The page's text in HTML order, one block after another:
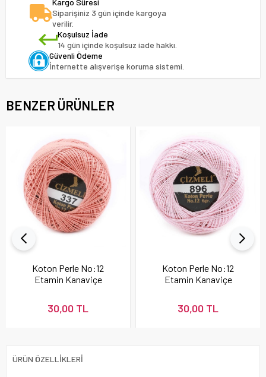
Siparişiniz 3 gün içinde kargoya
verilir.
Koşulsuz İade
14 gün içinde koşulsuz iade hakkı.
Güvenli Ödeme
İnternette alışverişe koruma sistemi.
BENZER ÜRÜNLER
Koton Perle No:12
Etamin Kanaviçe
30,00 TL
Koton Perle No:12
Etamin Kanaviçe
30,00 TL
ÜRÜN ÖZELLIKLERI